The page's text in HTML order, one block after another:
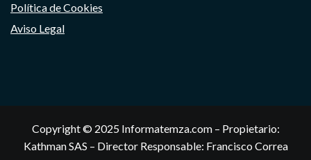
Política de Cookies
Aviso Legal
Copyright © 2025 Informatemza.com – Propietario:
Kathman SAS – Director Responsable: Francisco Correa